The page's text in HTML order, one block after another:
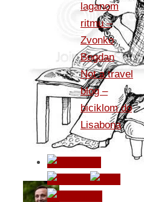
laganom
ritmu –
Zvonko
Bogdan
Not a travel
blog –
biciklom do
Lisabona